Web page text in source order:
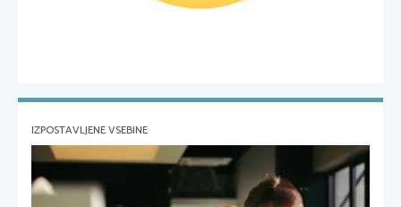
IZPOSTAVLJENE VSEBINE